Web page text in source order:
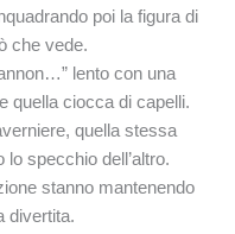
poi la figura di
che vede.
lento con una
quella ciocca di capelli.
quella stessa
specchio dell’altro.
stanno mantenendo
divertita.